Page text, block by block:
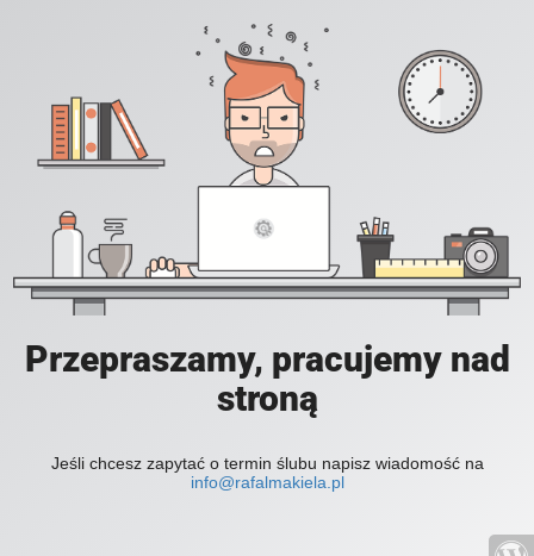
Przepraszamy, pracujemy nad
stroną
Jeśli chcesz zapytać o termin ślubu napisz wiadomość na
info@rafalmakiela.pl